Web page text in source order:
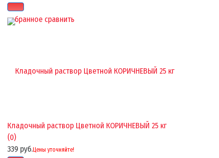
избранное сравнить
Кладочный раствор Цветной КОРИЧНЕВЫЙ 25 кг
(0)
339 руб.Цены уточняйте!